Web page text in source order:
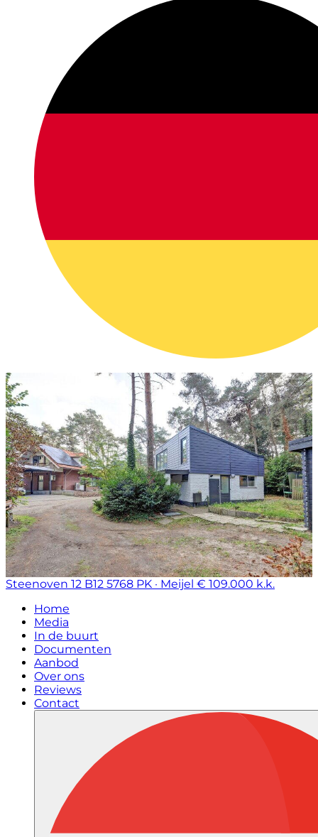
Steenoven 12 B12 5768 PK · Meijel € 109.000 k.k.
Home
Media
In de buurt
Documenten
Aanbod
Over ons
Reviews
Contact